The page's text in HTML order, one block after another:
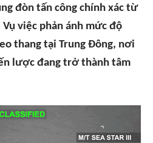
đòn tấn công chính xác từ
việc phản ánh mức độ
thang tại Trung Đông, nơi
lược đang trở thành tâm